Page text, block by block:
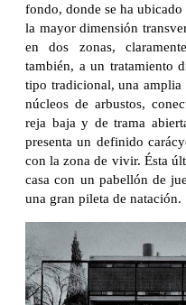
fondo, donde se ha
la mayor dimensión
en dos zonas,
también, a un tratamiento
tipo tradicional, una amplia
núcleos de arbustos,
reja baja y de trama
presenta un definido
con la zona de vivir. Ésta
casa con un pabellón de
una gran pileta de natación.